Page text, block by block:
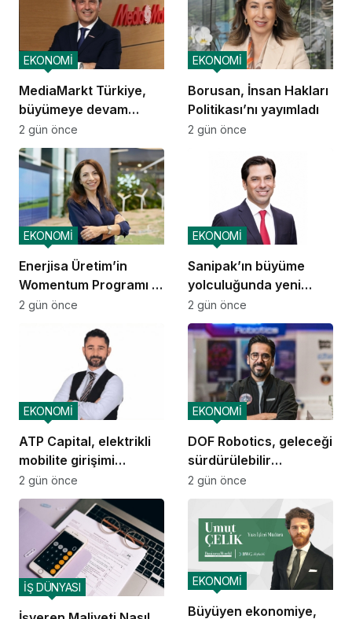
alanları üretmek
MediaMarkt Türkiye,
büyümeye devam
ediyor
EKONOMİ
2 gün önce
Borusan, İnsan Hakları
Politikası’nı yayımladı
EKONOMİ
2 gün önce
Enerjisa Üretim’in
Womentum Programı 5
yılda yaklaşık 11 bin
EKONOMİ
2 gün önce
Sanipak’ın büyüme
yolculuğunda yeni
dönem
EKONOMİ
2 gün önce
ATP Capital, elektrikli
mobilite girişimi
Voltivo’yu kuruyor
EKONOMİ
2 gün önce
DOF Robotics, geleceği
sürdürülebilir
teknolojiyle tasarlıyor
EKONOMİ
2 gün önce
İŞ DÜNYASI
Büyüyen ekonomiye,
EKONOMİ